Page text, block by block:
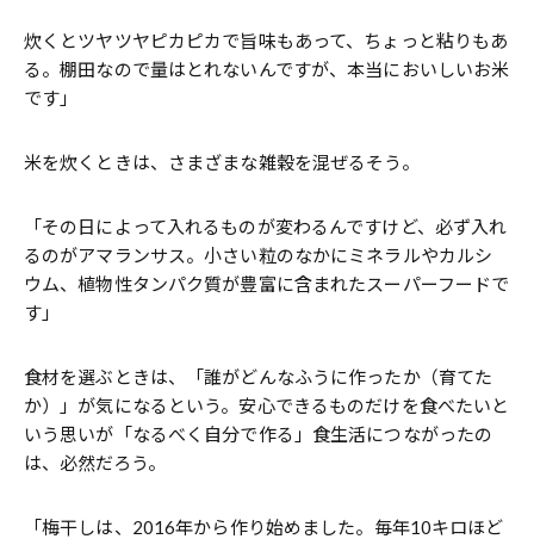
炊くとツヤツヤピカピカで旨味もあって、ちょっと粘りもあ
る。棚田なので量はとれないんですが、本当においしいお米
です」
米を炊くときは、さまざまな雑穀を混ぜるそう。
「その日によって入れるものが変わるんですけど、必ず入れ
るのがアマランサス。小さい粒のなかにミネラルやカルシ
ウム、植物性タンパク質が豊富に含まれたスーパーフードで
す」
食材を選ぶときは、「誰がどんなふうに作ったか（育てた
か）」が気になるという。安心できるものだけを食べたいと
いう思いが「なるべく自分で作る」食生活につながったの
は、必然だろう。
「梅干しは、2016年から作り始めました。毎年10キロほど